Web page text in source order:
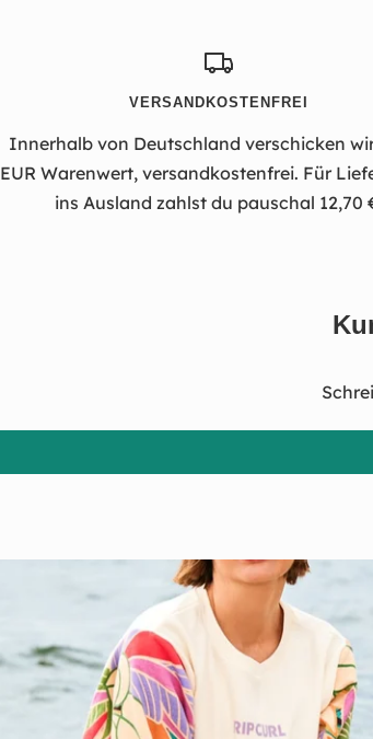
VERSANDKOSTENFREI
Innerhalb von Deutschland verschicken
EUR Warenwert, versandkostenfrei. Für
ins Ausland zahlst du pauschal 12,70